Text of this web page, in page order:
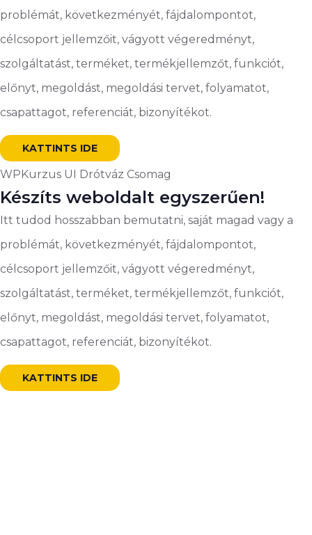
problémát, következményét, fájdalompontot,
célcsoport jellemzőit, vágyott végeredményt,
szolgáltatást, terméket, termékjellemzőt, funkciót,
előnyt, megoldást, megoldási tervet, folyamatot,
csapattagot, referenciát, bizonyítékot.
KATTINTS IDE
WPKurzus UI Drótváz Csomag
Készíts weboldalt egyszerűen!
Itt tudod hosszabban bemutatni, saját magad vagy a
problémát, következményét, fájdalompontot,
célcsoport jellemzőit, vágyott végeredményt,
szolgáltatást, terméket, termékjellemzőt, funkciót,
előnyt, megoldást, megoldási tervet, folyamatot,
csapattagot, referenciát, bizonyítékot.
KATTINTS IDE